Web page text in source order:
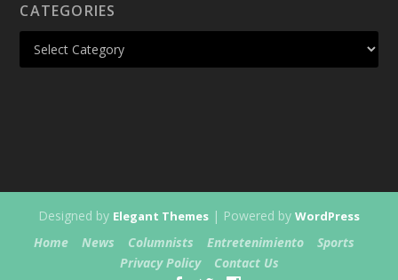
CATEGORIES
Designed by Elegant Themes | Powered by WordPress
Home News Columnists Entretenimiento
Sports
Privacy Policy
Contact Us